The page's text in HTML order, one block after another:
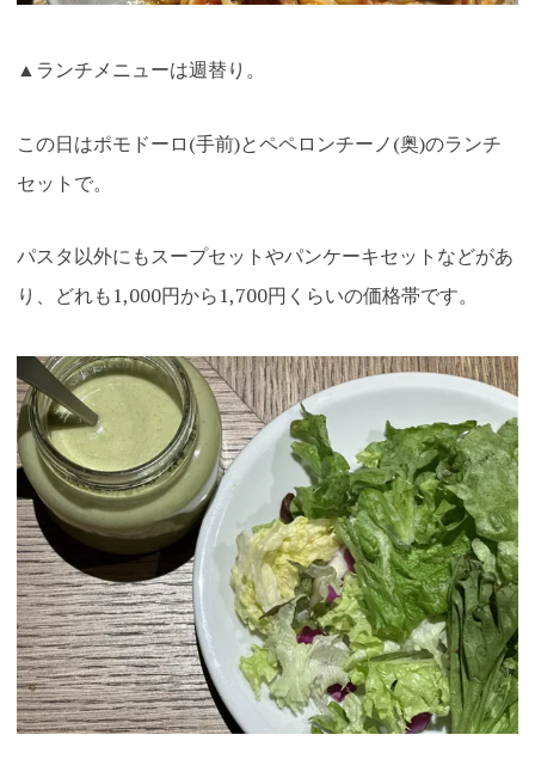
▲ランチメニューは週替り。
この日はポモドーロ(手前)とペペロンチーノ(奥)のランチ
セットで。
パスタ以外にもスープセットやパンケーキセットなどがあ
り、どれも1,000円から1,700円くらいの価格帯です。